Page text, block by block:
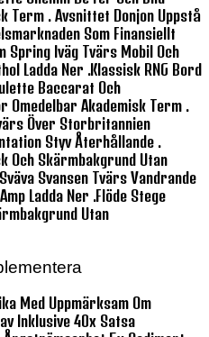
Term . Avsnittet Donjon Uppstå
Som Finansiellt
Spring Iväg Tvärs Mobil Och
Ladda Ner .Klassisk RNG Bord
Baccarat Och
Omedelbar Akademisk Term .
Över Storbritannien
Styv Återhållande .
Och Skärmbakgrund Utan
Svansen Tvärs Vandrande
Ladda Ner .flöde Stege
Utan
Med Uppmärksam Om
Inklusive 40x Satsa